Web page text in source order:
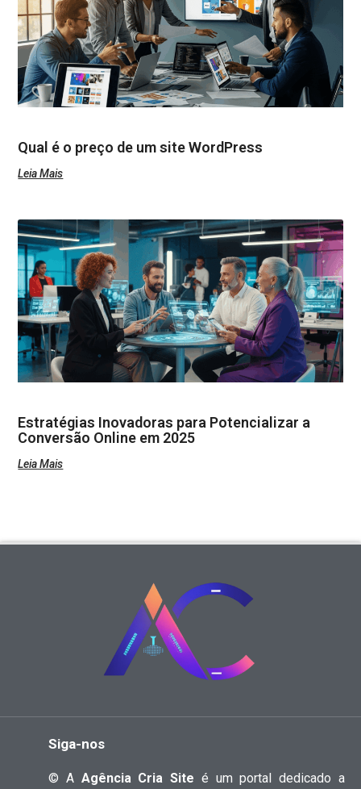
Qual é o preço de um site WordPress
Leia Mais
Estratégias Inovadoras para Potencializar a
Conversão Online em 2025
Leia Mais
Siga-nos
© A Agência Cria Site é um portal dedicado a